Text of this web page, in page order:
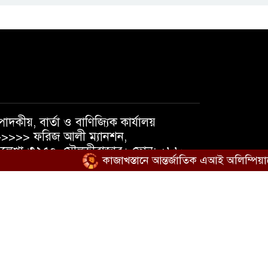
বার্তা ও বাণিজ্যিক কার্যালয়
ফরিজ আলী ম্যানশন,
৩২৫০, মৌলভীবাজার। ফোন: +৮৮
+৮৮ ০১৭৩৭১০৫৪৭৪
কাজাখস্তানে আন্তর্জাতিক এআই অলিম্পিয়াডে